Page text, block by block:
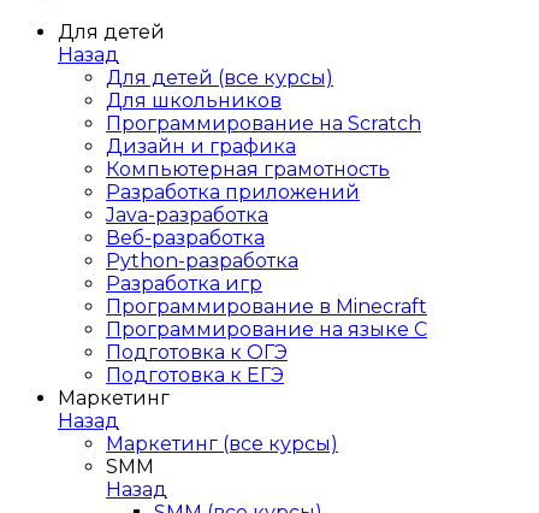
Для детей
Назад
Для детей (все курсы)
Для школьников
Программирование на Scratch
Дизайн и графика
Компьютерная грамотность
Разработка приложений
Java-разработка
Веб-разработка
Python-разработка
Разработка игр
Программирование в Minecraft
Программирование на языке C
Подготовка к ОГЭ
Подготовка к ЕГЭ
Маркетинг
Назад
Маркетинг (все курсы)
SMM
Назад